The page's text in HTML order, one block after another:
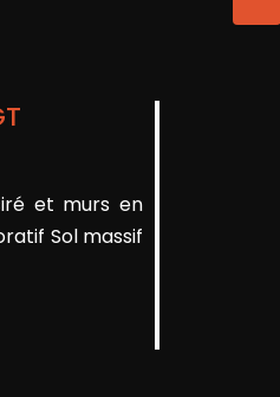
et murs en
Sol massif